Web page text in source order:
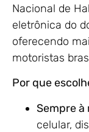
Nacional de
eletrônica do
oferecendo
motoristas
Por que
Sempre à
celular,